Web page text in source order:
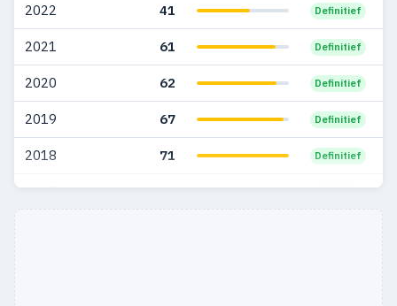
2022 41 Definitief
2021 61 Definitief
2020 62 Definitief
2019 67 Definitief
2018 71 Definitief
2017 51